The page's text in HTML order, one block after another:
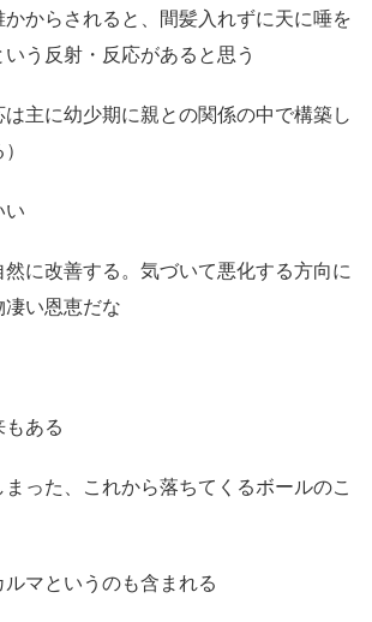
かからされると、間髪入れずに天に唾を
う反射・反応があると思う
は主に幼少期に親との関係の中で構築し
い
に改善する。気づいて悪化する方向に
い恩恵だな
ある
った、これから落ちてくるボールのこ
マというのも含まれる